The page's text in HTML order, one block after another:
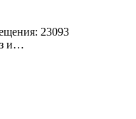
23093
и…